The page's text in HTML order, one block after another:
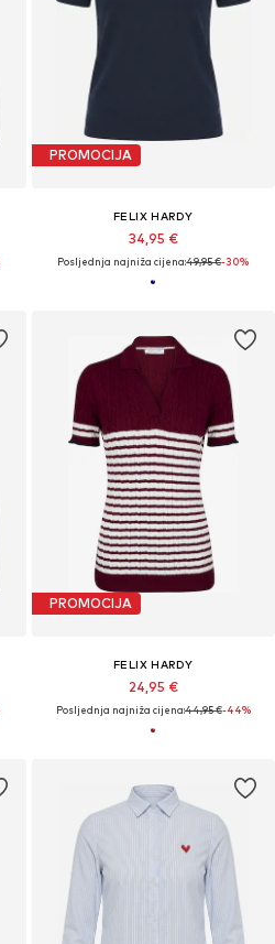
PROMOCIJA
FELIX HARDY
34,95 €
Posljednja najniža cijena:49,95 €-30%
PROMOCIJA
FELIX HARDY
24,95 €
Posljednja najniža cijena:44,95 €-44%